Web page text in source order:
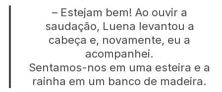
– Estejam bem! Ao ouvir a
saudação, Luena levantou a
cabeça e, novamente, eu a
acompanhei.
Sentamos-nos em uma esteira e a
rainha em um banco de madeira.